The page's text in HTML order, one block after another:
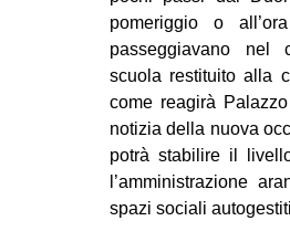
pomeriggio o
passeggiavano nel
scuola restituito alla
come reagirà
notizia della nuova
potrà stabilire il
l’amministrazione
spazi sociali